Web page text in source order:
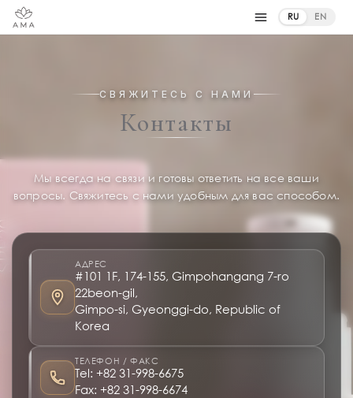
RU EN
СВЯЖИТЕСЬ С НАМИ
Контакты
Мы всегда на связи и готовы ответить на все ваши
вопросы. Свяжитесь с нами удобным для вас способом.
АДРЕС
#101 1F, 174-155, Gimpohangang 7-ro
22beon-gil,
Gimpo-si, Gyeonggi-do, Republic of
Korea
ТЕЛЕФОН / ФАКС
Tel: +82 31-998-6675
Fax: +82 31-998-6674